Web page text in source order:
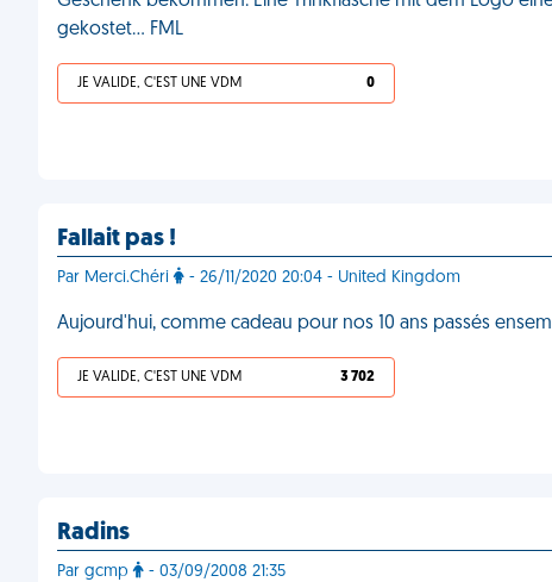
gekostet... FML
JE VALIDE, C'EST UNE VDM 0
Fallait pas !
Par Merci.Chéri - 26/11/2020 20:04 - United Kingdom
Aujourd'hui, comme cadeau pour nos 10 ans passés
JE VALIDE, C'EST UNE VDM 3 702
Radins
Par gcmp - 03/09/2008 21:35